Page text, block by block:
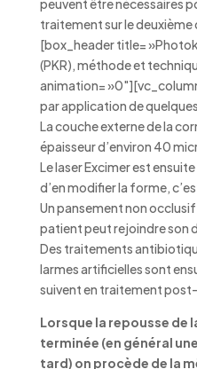
peuvent être nécessaires
traitement sur le
[box_header title=
(PKR), méthode et
animation=
par application de
La couche externe de la
épaisseur d’environ 40
Le laser Excimer est
d’en modifier la forme,
Un pansement non
patient peut rejoindre son
Des traitements
larmes artificielles sont
suivent en traitement
Lorsque la repousse de
terminée (en général
tard) on procède de la